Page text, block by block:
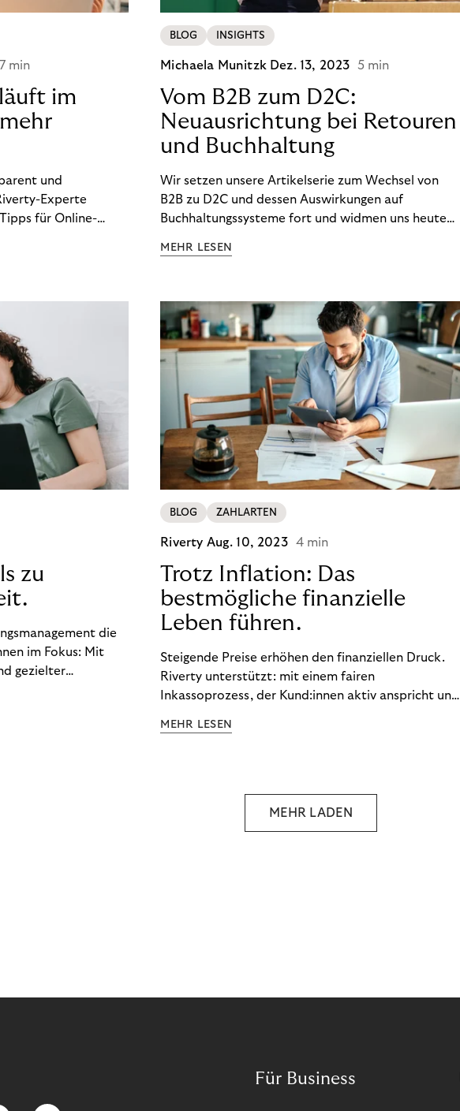
7 min
im
und
Experte
für Online-
BLOG INSIGHTS
Michaela Munitzk Dez. 13, 2023 5 min
Vom B2B zum D2C:
Neuausrichtung bei Retouren
und Buchhaltung
Wir setzen unsere Artikelserie zum Wechsel von
B2B zu D2C und dessen Auswirkungen auf
Buchhaltungssysteme fort und widmen uns heute
im D2C-Bereich.
MEHR LESEN
zu
die
im Fokus: Mit
gezielter
zu führen. So
BLOG ZAHLARTEN
Riverty Aug. 10, 2023 4 min
Trotz Inflation: Das
bestmögliche finanzielle
Leben führen.
Steigende Preise erhöhen den finanziellen Druck.
Riverty unterstützt: mit einem fairen
Inkassoprozess, der Kund:innen aktiv anspricht und
Finanzbildung ermöglicht. So bleiben Menschen
MEHR LESEN
MEHR LADEN
Für Business